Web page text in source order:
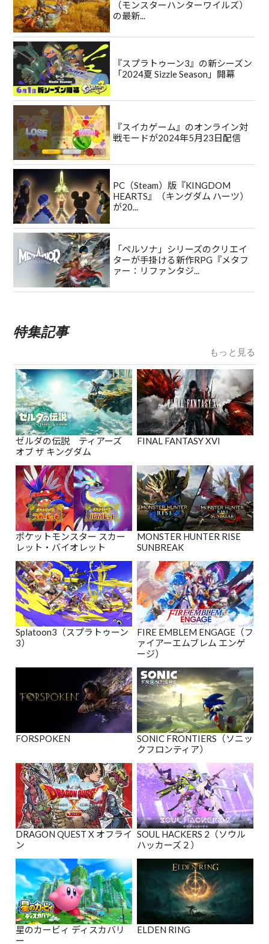
（モンスターハンターワイルズ）
の最新...
『スプラトゥーン3』の新シーズン
「2024夏 Sizzle Season」開幕
『スイカゲーム』のオンライン対
戦モードが2024年5月23日配信
PC（Steam）版『KINGDOM
HEARTS』（キングダム ハーツ）
が20...
「ペルソナ」シリーズのクリエイ
ターが手掛ける新作RPG『メタフ
ァー：リファンタジ...
特集記事
もっと見る
ゼルダの伝説 ティアーズ
オブ ザ キングダム
FINAL FANTASY XVI
ポケットモンスター スカー
レット・バイオレット
MONSTER HUNTER RISE
SUNBREAK
Splatoon3（スプラトゥーン
3）
FIRE EMBLEM ENGAGE（フ
ァイアーエムブレム エンゲ
ージ）
FORSPOKEN
SONIC FRONTIERS（ソニッ
クフロンティア）
DRAGON QUEST X オフライ
ン
SOUL HACKERS 2（ソウル
ハッカーズ２）
星のカービィ ディスカバリ
ー
ELDEN RING